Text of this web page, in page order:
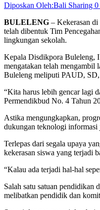
Diposkan Oleh:Bali Sharing 0
BULELENG – Kekerasan
telah dibentuk Tim
lingkungan sekolah.
Kepala Disdikpora Buleleng, I
mengatakan telah mengambil
Buleleng meliputi PAUD, SD,
“Kita harus lebih gencar lagi
Permendikbud No. 4 Tahun
Astika mengungkapkan,
dukungan teknologi informasi
Terlepas dari segala upaya
kekerasan siswa yang terjadi
“Kalau ada terjadi hal-hal
Salah satu satuan
melibatkan pendidik dan